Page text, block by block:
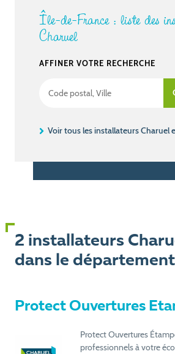
Île-de-France : liste des
Charuel
AFFINER VOTRE RECHERCHE
Voir tous les installateurs Charuel
2 installateurs
dans le
Protect Ouvertures
Protect Ouvertures
professionnels à votre